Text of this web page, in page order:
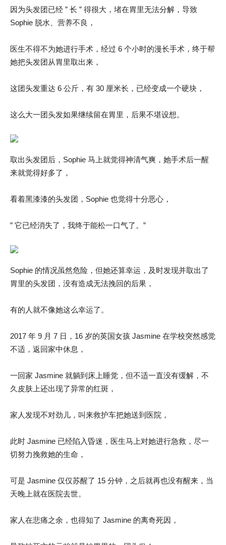
因为头发团已经 ” 长 ” 得很大，堵在胃里无法分解，导致
Sophie 脱水、营养不良，
医生不得不为她进行手术，经过 6 个小时的漫长手术，终于帮
她把头发团从胃里取出来，
这团头发重达 6 公斤，有 30 厘米长，已经变成一个硬块，
这么大一团头发如果继续留在胃里，后果不堪设想。
取出头发团后，Sophie 马上就觉得神清气爽，她手术后一醒
来就觉得好多了，
看着黑漆漆的头发团，Sophie 也觉得十分恶心，
” 它已经消失了，我终于能松一口气了。”
Sophie 的情况虽然危险，但她还算幸运，及时发现并取出了
胃里的头发团，没有造成无法挽回的后果，
有的人就不像她这么幸运了。
2017 年 9 月 7 日，16 岁的英国女孩 Jasmine 在学校突然感觉
不适，返回家中休息，
一回家 Jasmine 就躺到床上睡觉，但不适一直没有缓解，不
久皮肤上还出现了异常的红斑，
家人发现不对劲儿，叫来救护车把她送到医院，
此时 Jasmine 已经陷入昏迷，医生马上对她进行急救，尽一
切努力挽救她的生命，
可是 Jasmine 仅仅苏醒了 15 分钟，之后就再也没有醒来，当
天晚上就在医院去世。
家人在悲痛之余，也得知了 Jasmine 的离奇死因，